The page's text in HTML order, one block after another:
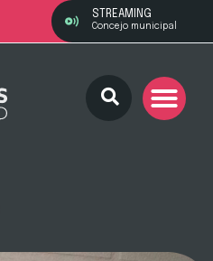
STREAMING
Concejo municipal